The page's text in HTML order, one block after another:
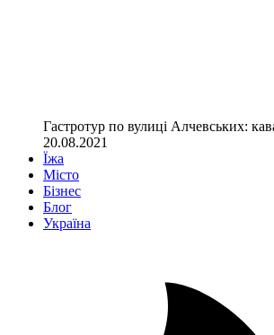
Гастротур по вулиці Алчевських:
20.08.2021
Їжа
Місто
Бізнес
Блог
Україна